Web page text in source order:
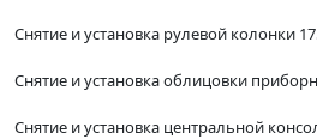
Снятие и установка рулевой колонки
Снятие и установка облицовки
Снятие и установка центральной